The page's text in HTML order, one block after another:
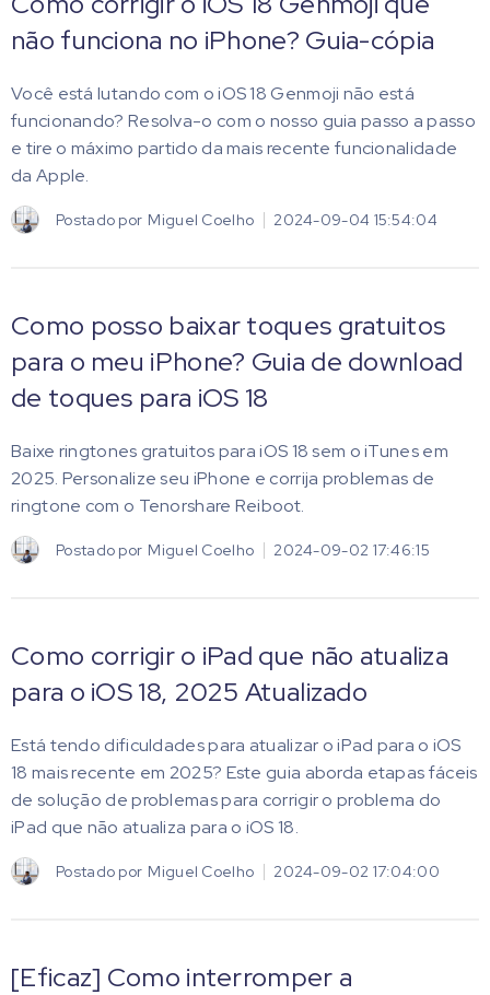
não funciona no iPhone? Guia-cópia
Você está lutando com o iOS 18 Genmoji não está
funcionando? Resolva-o com o nosso guia passo a passo
e tire o máximo partido da mais recente funcionalidade
da Apple.
Postado por Miguel Coelho 2024-09-04 15:54:04
Como posso baixar toques gratuitos
para o meu iPhone? Guia de download
de toques para iOS 18
Baixe ringtones gratuitos para iOS 18 sem o iTunes em
2025. Personalize seu iPhone e corrija problemas de
ringtone com o Tenorshare Reiboot.
Postado por Miguel Coelho 2024-09-02 17:46:15
Como corrigir o iPad que não atualiza
para o iOS 18, 2025 Atualizado
Está tendo dificuldades para atualizar o iPad para o iOS
18 mais recente em 2025? Este guia aborda etapas fáceis
de solução de problemas para corrigir o problema do
iPad que não atualiza para o iOS 18.
Postado por Miguel Coelho 2024-09-02 17:04:00
[Eficaz] Como interromper a